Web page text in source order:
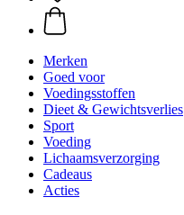
Merken
Goed voor
Voedingsstoffen
Dieet & Gewichtsverlies
Sport
Voeding
Lichaamsverzorging
Cadeaus
Acties